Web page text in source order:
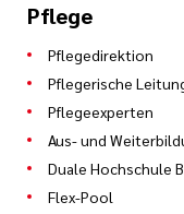
Pflege
Pflegedirektion
Pflegerische
Pflegeexperten
Aus- und
Duale Hochschule
Flex-Pool